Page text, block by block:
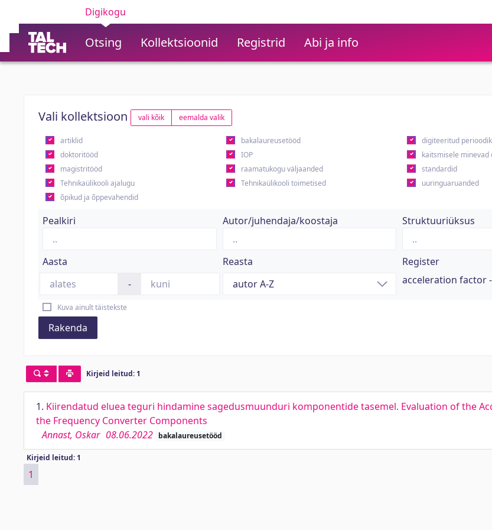
Digikogu
Otsing Kollektsioonid Registrid Abi ja info
Vali kollektsioon vali kõik eemalda valik
artiklid bakalaureusetööd digiteeritud
doktoritööd
IOP kaitsmisele minevad
magistritööd
raamatukogu väljaanded standardid
Tehnikaülikooli ajalugu
Tehnikaülikooli toimetised uuringuaruanded
õpikud ja õppevahendid
Pealkiri Autor/juhendaja/koostaja Struktuuriüksus
Aasta
-
Reasta
Register
acceleration factor
Kuva ainult täistekste
Rakenda
Kirjeid leitud: 1
1. Kiirendatud eluea teguri hindamine sagedusmuunduri komponentide tasemel. Evaluation of the
the Frequency Converter Components
Annast, Oskar 08.06.2022 bakalaureusetööd
Kirjeid leitud: 1
1